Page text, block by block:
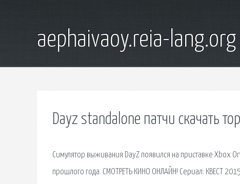
aephaivaoy.reia-lang.org
Dayz standalone патчи скачать
Симулятор выживания DayZ появился на приставке Xbox
прошлого года. СМОТРЕТЬ КИНО ОНЛАЙН! Сериал: КВЕСТ